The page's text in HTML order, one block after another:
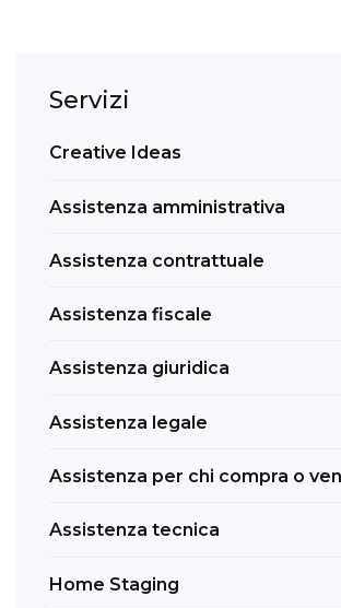
Servizi
Creative Ideas
Assistenza amministrativa
Assistenza contrattuale
Assistenza fiscale
Assistenza giuridica
Assistenza legale
Assistenza per chi compra o
Assistenza tecnica
Home Staging